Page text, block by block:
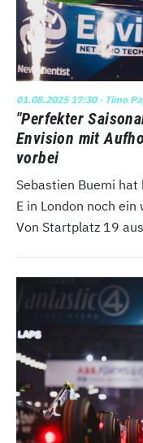
01.08.2025 17:30· Timo
"Perfekter
Envision mit
vorbei
Sebastien Buemi
E in London noch
Von Startplatz 19